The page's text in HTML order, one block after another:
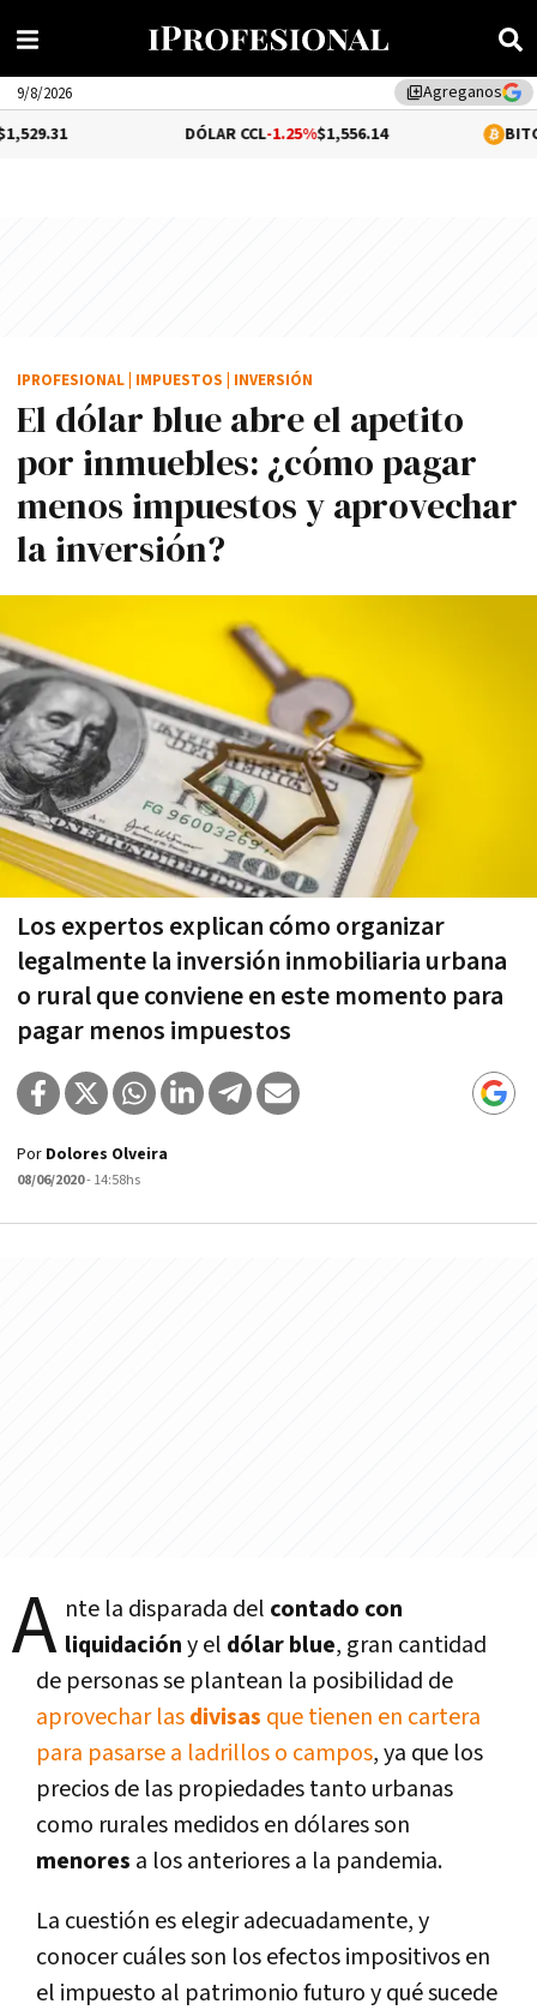
library_addAgreganos
9/8/2026
-1.25%$1,556.14 1%
El dólar blue abre el apetito
por inmuebles: ¿cómo pagar
menos impuestos y aprovechar
la inversión?
Los expertos explican cómo organizar
legalmente la inversión inmobiliaria urbana
o rural que conviene en este momento para
pagar menos impuestos
IPROFESIONAL IMPUESTOS INVERSIÓN
Por Dolores Olveira
08/06/2020- 14:58hs
A nte la disparada del contado con
liquidacióny el dólar blue, gran cantidad
de personas se plantean la posibilidad de
aprovechar lasdivisas que tienen en cartera
para pasarse a ladrillos o campos, ya que los
precios de las propiedades tanto urbanas
como rurales medidos en dólares son
menores a los anteriores a la pandemia.
La cuestión es elegir adecuadamente, y
conocer cuáles son los efectos impositivos en
el impuesto al patrimonio futuro y qué sucede